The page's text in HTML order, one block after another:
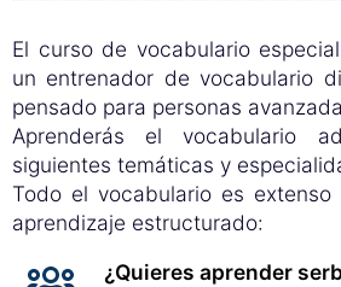
El curso de vocabulario
un entrenador de vocabulario
pensado para personas
Aprenderás el vocabulario
siguientes temáticas y
Todo el vocabulario es
aprendizaje estructurado:
¿Quieres aprender